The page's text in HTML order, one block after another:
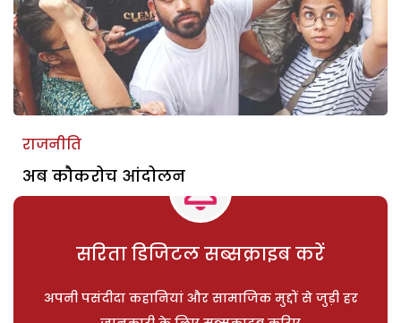
राजनीति
अब कौकरोच आंदोलन
सरिता डिजिटल सब्सक्राइब करें
अपनी पसंदीदा कहानियां और सामाजिक मुद्दों से जुड़ी हर